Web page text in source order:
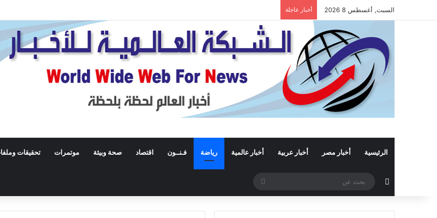
السبت, أغسطس 8 2026 أخبار عاجلة
الرئيسية أخبار مصر أخبار عربية أخبار عالمية رياضة فـنــون اقتصاد صحة وبيئة موتمرات تحقيقات
مقال عشوائي
عن